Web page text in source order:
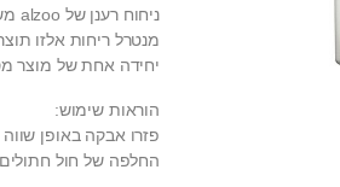
ניחוח רענן של alzoo משתחרר בעת מגע עם נוזלים.
מנטרל ריחות אלזו
יחידה אחת של מוצר מספיקה
הוראות שימוש:
פזרו אבקה באופן
החלפה של חול חתולים.